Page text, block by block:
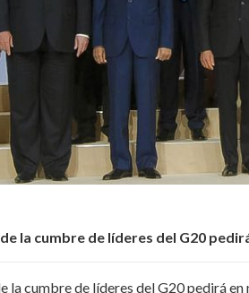
la cumbre de líderes del G20
la cumbre de líderes del G20 pedirá